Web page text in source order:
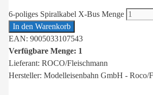
6-poliges Spiralkabel X-Bus Menge
In den Warenkorb
EAN: 9005033107543
Verfügbare Menge: 1
Lieferant: ROCO/Fleischmann
Hersteller: Modelleisenbahn GmbH - Roco/